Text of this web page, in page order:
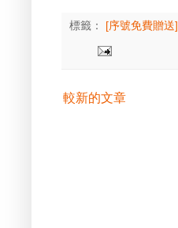
標籤： [序號免費贈送]
較新的文章